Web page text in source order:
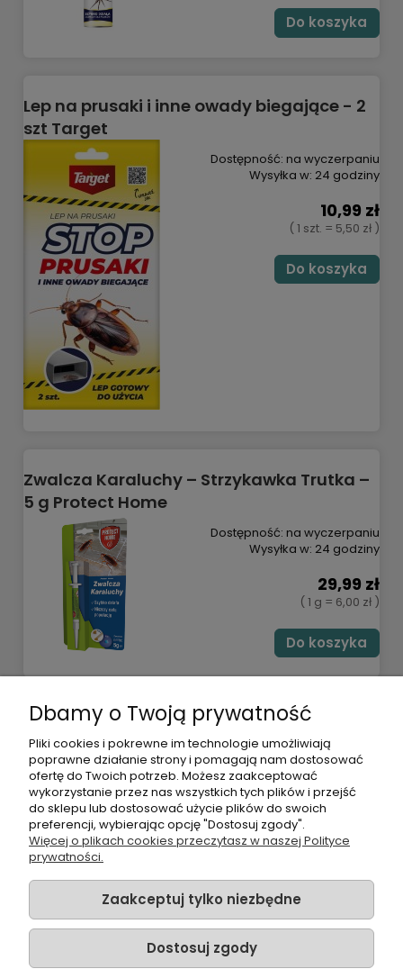
Do koszyka
Lep na prusaki i inne owady biegające - 2
szt Target
Dostępność: na wyczerpaniu
Wysyłka w: 24 godziny
10,99 zł
( 1 szt. = 5,50 zł )
Do koszyka
Zwalcza Karaluchy – Strzykawka Trutka –
5 g Protect Home
Dostępność: na wyczerpaniu
Wysyłka w: 24 godziny
29,99 zł
( 1 g = 6,00 zł )
Do koszyka
POMOC
MOJE KONTO
PŁATNOŚCI I DOSTAWA
O NAS
Dbamy o Twoją prywatność
Pliki cookies i pokrewne im technologie umożliwiają
poprawne działanie strony i pomagają nam dostosować
ofertę do Twoich potrzeb. Możesz zaakceptować
wykorzystanie przez nas wszystkich tych plików i przejść
do sklepu lub dostosować użycie plików do swoich
preferencji, wybierając opcję "Dostosuj zgody".
Więcej o plikach cookies przeczytasz w naszej Polityce
prywatności.
Zaakceptuj tylko niezbędne
Dostosuj zgody